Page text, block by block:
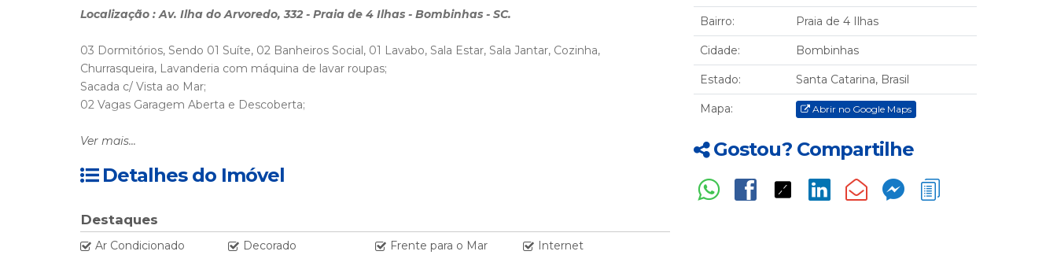
Localização : Av. Ilha do Arvoredo, 332 - Praia de 4 Ilhas - Bombinhas - SC.
03 Dormitórios, Sendo 01 Suíte, 02 Banheiros Social, 01 Lavabo, Sala Estar, Sala Jantar, Cozinha,
Churrasqueira, Lavanderia com máquina de lavar roupas;
Sacada c/ Vista ao Mar;
02 Vagas Garagem Aberta e Descoberta;
INTERNET WI FI
Dependências
01 Dormitório - 02 Camas Box Solteiro c/ Ar Split. (SUÍTE).
01 Dormitório - 02 Camas Box Solteiro c/ Ar Split.
Ver mais...
Detalhes do Imóvel
Destaques
Ar Condicionado Decorado Frente para o Mar Internet
Bairro: Praia de 4 Ilhas
Cidade: Bombinhas
Estado: Santa Catarina, Brasil
Mapa: Abrir no Google Maps
Gostou? Compartilhe